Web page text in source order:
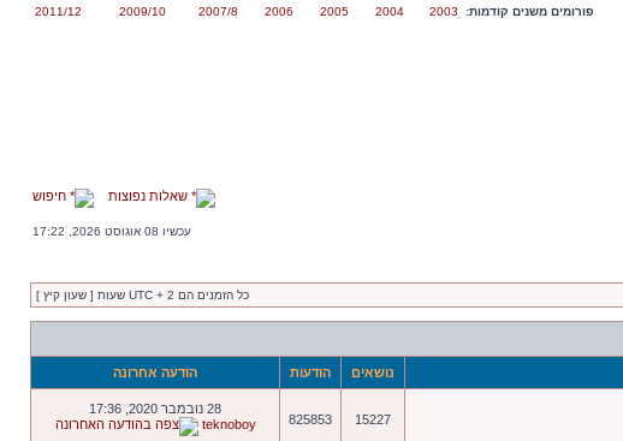
פורומים משנים קודמות: 2003
2004
2005
2006
2007/8
2009/10
2011/12
שאלות נפוצות חיפוש
עכשיו 08 אוגוסט 2026, 17:22
כל הזמנים הם UTC + 2 שעות [ שעון קיץ ]
נושאים הודעות הודעה אחרונה
15227
825853
28 נובמבר 2020, 17:36
teknoboy